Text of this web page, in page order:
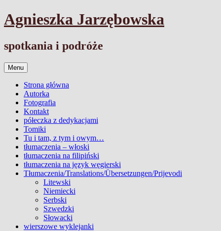
Przejdź
do
Agnieszka Jarzębowska
spotkania i podróże
Menu
Strona główna
Autorka
Fotografia
Kontakt
półeczka z dedykacjami
Tomiki
Tu i tam, z tym i owym…
tłumaczenia – włoski
tłumaczenia na filipiński
tłumaczenia na język węgierski
Tłumaczenia/Translations/Übersetzungen/Prijevodi
Litewski
Niemiecki
Serbski
Szwedzki
Słowacki
wierszowe wyklejanki